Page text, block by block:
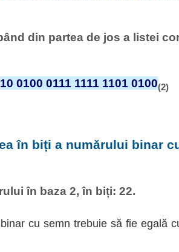
din partea de jos a listei
10 0100 0111 1111 1101 0100(2)
în biți a numărului binar
în baza 2, în biți: 22.
cu semn trebuie să fie egală